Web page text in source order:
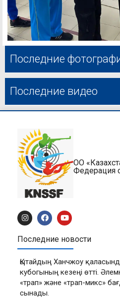
Последние
Последние видео
ОО
Федерация
Последние новости
Қытайдың Ханчжоу
кубогының кезеңі өтті.
«трап» және «трап-микс»
сынады.